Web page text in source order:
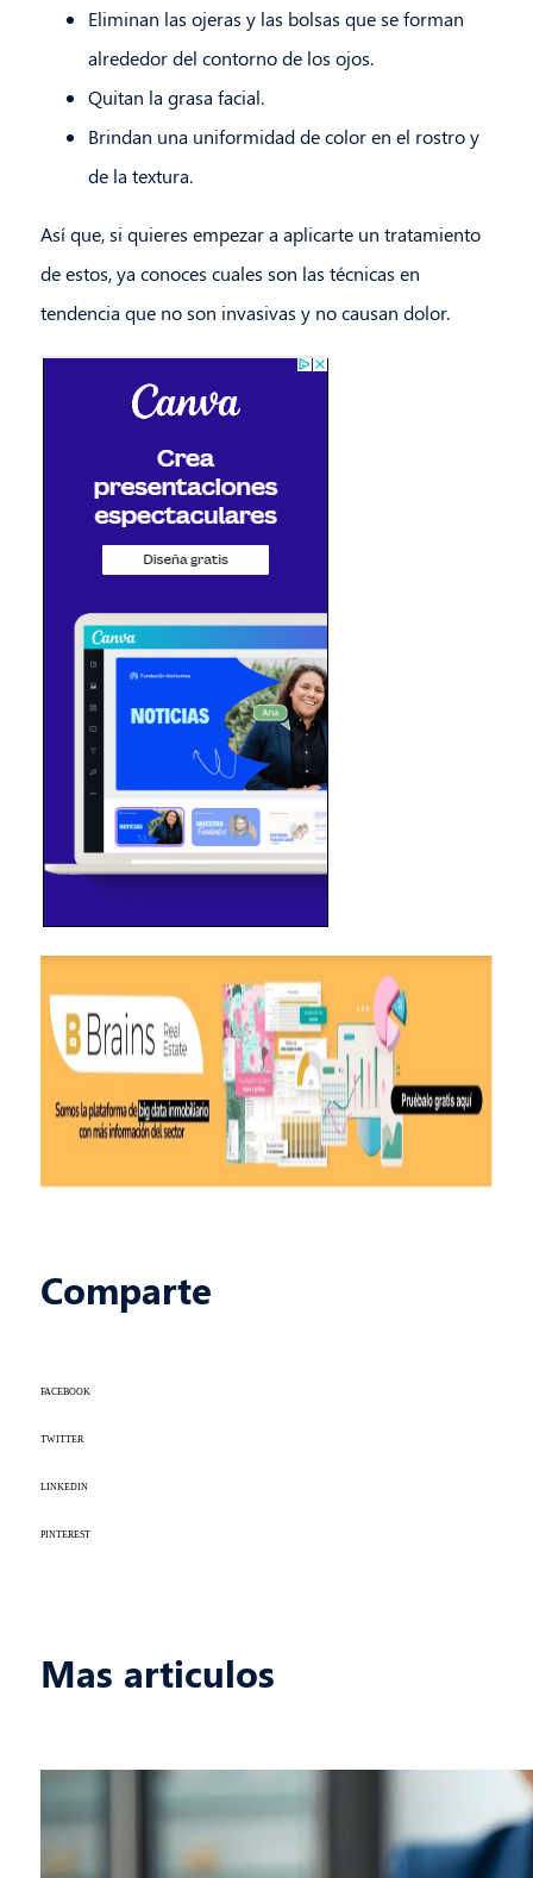
Eliminan las ojeras y las bolsas que se forman
alrededor del contorno de los ojos.
Quitan la grasa facial.
Brindan una uniformidad de color en el rostro y
de la textura.
Así que, si quieres empezar a aplicarte un tratamiento
de estos, ya conoces cuales son las técnicas en
tendencia que no son invasivas y no causan dolor.
Comparte
FACEBOOK
TWITTER
LINKEDIN
PINTEREST
Mas articulos